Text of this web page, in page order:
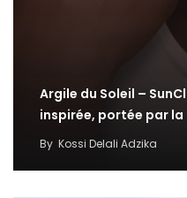
Argile du Soleil –
inspirée, portée par
By Kossi Delali Adzika